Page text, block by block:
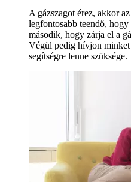
A gázszagot érez, akkor
legfontosabb teendő,
második, hogy zárja el a
Végül pedig hívjon minket
segítségre lenne szüksége.